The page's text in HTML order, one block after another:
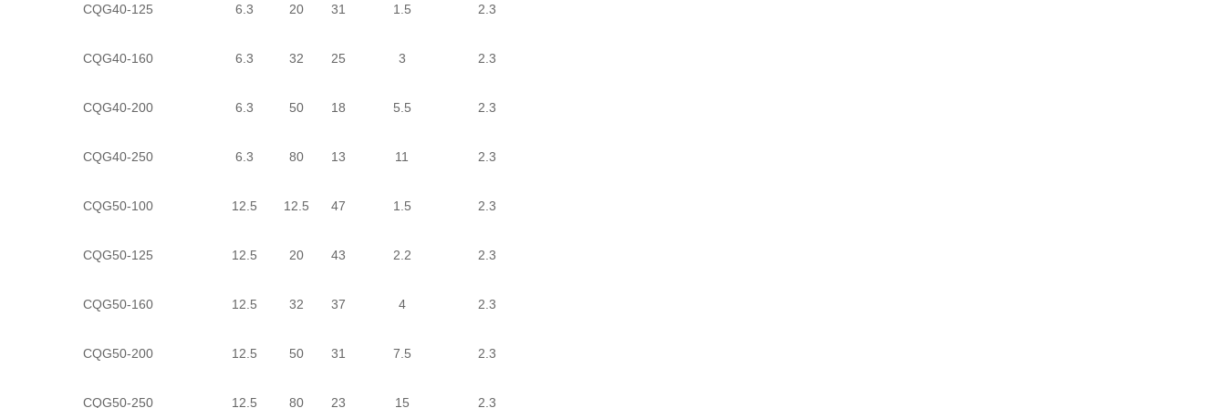
CQG40-125 6.3 20 31 1.5 2.3
CQG40-160 6.3 32 25 3 2.3
CQG40-200 6.3 50 18 5.5 2.3
CQG40-250 6.3 80 13 11 2.3
CQG50-100 12.5 12.5 47 1.5 2.3
CQG50-125 12.5 20 43 2.2 2.3
CQG50-160 12.5 32 37 4 2.3
CQG50-200 12.5 50 31 7.5 2.3
CQG50-250 12.5 80 23 15 2.3